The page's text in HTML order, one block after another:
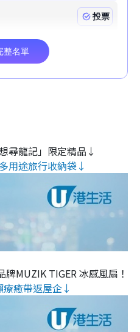
尋龍記」限定精品↓
用途旅行收納袋↓
牌MUZIK TIGER 冰感風扇！
癒帶返屋企↓